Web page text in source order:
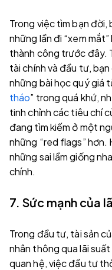
Trong việc tìm bạn
những lần đi “xem
thành công trước đây.
tài chính và đầu tư,
những bài học quý giá
tháo” trong quá khứ,
tinh chỉnh các tiêu chí
đang tìm kiếm ở một
những “red flags” hơn.
những sai lầm giống
chính.
7. Sức mạnh của
Trong đầu tư, tài sản
nhân thông qua lãi
quan hệ, việc đầu tư